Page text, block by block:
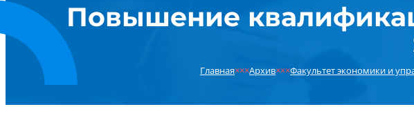
Повышение
Главная×××Архив×××Факультет экономики и